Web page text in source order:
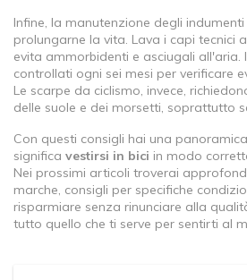
Infine, la manutenzione degli
prolungarne la vita. Lava i capi tecnici
evita ammorbidenti e asciugali all'aria.
controllati ogni sei mesi per verificare
Le scarpe da ciclismo, invece,
delle suole e dei morsetti, soprattutto
Con questi consigli hai una
significa vestirsi in bici in modo
Nei prossimi articoli troverai
marche, consigli per specifiche
risparmiare senza rinunciare alla
tutto quello che ti serve per sentirti al